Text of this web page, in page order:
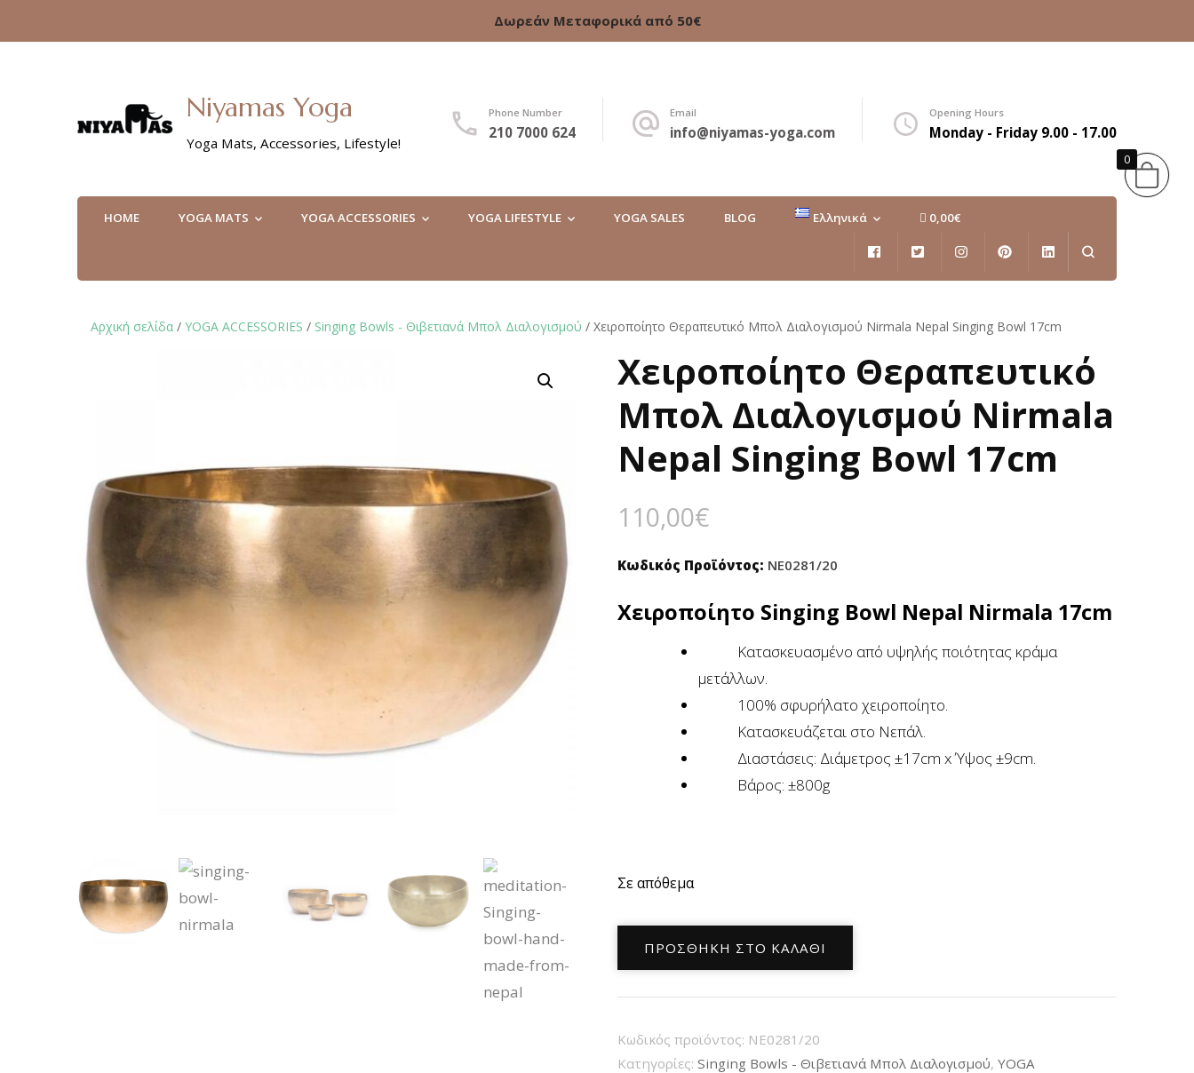
Δωρεάν Μεταφορικά από 50€
Niyamas Yoga
Yoga Mats, Accessories, Lifestyle!
Phone Number
210 7000 624
Email
info@niyamas-yoga.com
Opening Hours
Monday - Friday 9.00 - 17.00
HOME YOGA MATS YOGA ACCESSORIES YOGA LIFESTYLE YOGA SALES BLOG Ελληνικά 0,00€
Αρχική σελίδα / YOGA ACCESSORIES / Singing Bowls - Θιβετιανά Μπολ Διαλογισμού / Χειροποίητο Θεραπευτικό Μπολ Διαλογισμού Nirmala Nepal Singing Bowl 17cm
Χειροποίητο Θεραπευτικό
Μπολ Διαλογισμού Nirmala
Nepal Singing Bowl 17cm
110,00€
Κωδικός Προϊόντος: NE0281/20
Χειροποίητο Singing Bowl Nepal Nirmala 17cm
Κατασκευασμένο από υψηλής ποιότητας κράμα
μετάλλων.
100% σφυρήλατο χειροποίητο.
Κατασκευάζεται στo Νεπάλ.
Διαστάσεις: Διάμετρος ±17cm x Ύψος ±9cm.
Βάρος: ±800g
Σε απόθεμα
Χειροποίητο
Θεραπευτικό
Nirmala
Nepal
ΠΡΟΣΘΉΚΗ ΣΤΟ ΚΑΛΆΘΙ
Κωδικός προϊόντος: NE0281/20
Κατηγορίες:Singing Bowls - Θιβετιανά Μπολ Διαλογισμού,YOGA
0